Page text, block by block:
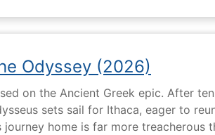
Odyssey (2026)
on the Ancient Greek epic. After
sets sail for Ithaca, eager to
journey home is far more treacherous